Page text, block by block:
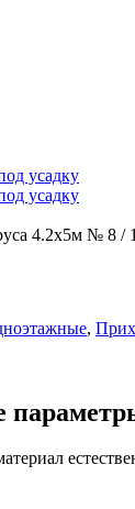
4.2х5м № 8 /
,